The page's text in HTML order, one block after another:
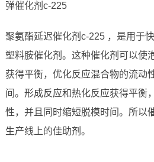
弹催化剂c-225
聚氨酯延迟催化剂c-225 ，是用于
塑料胺催化剂。这种催化剂可以使
获得平衡，优化反应混合物的流动
间。形成反应和热化反应获得平衡
性，并且同时缩短脱模时间。所以
生产线上的佳助剂。